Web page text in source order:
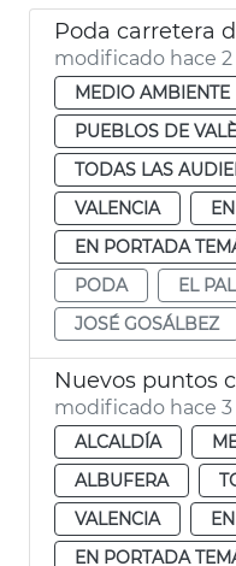
Poda carretera
modificado hace
MEDIO AMBIENTE
PUEBLOS DE
TODAS LAS
VALENCIA
EN PORTADA
PODA
EL
JOSÉ GOSÁLBEZ
modificado hace
ALCALDÍA
ALBUFERA
VALENCIA
EN PORTADA